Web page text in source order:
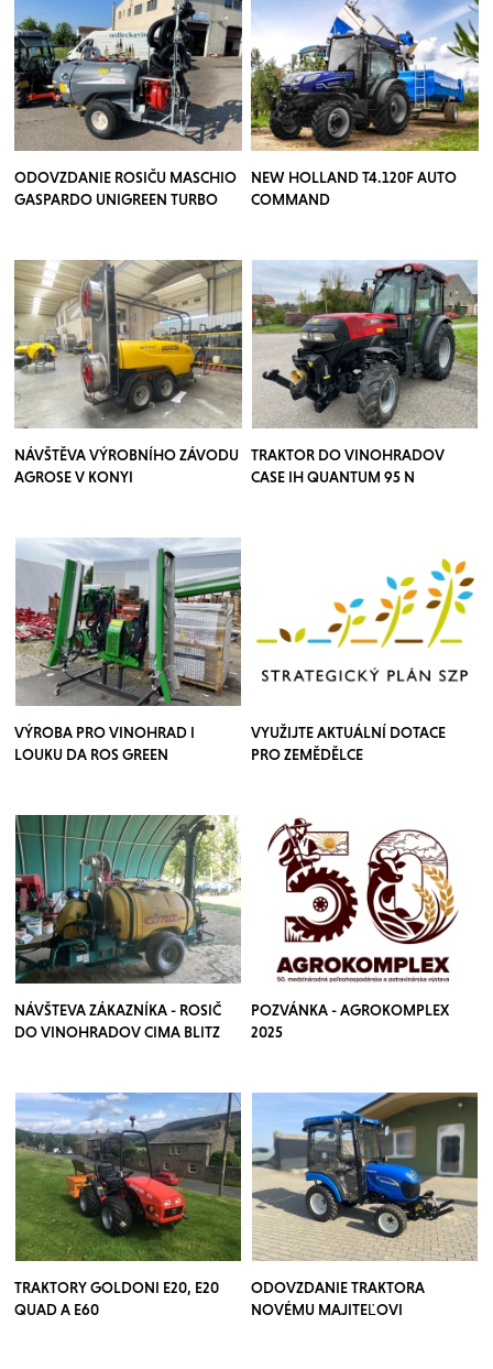
ODOVZDANIE ROSIČU MASCHIO
GASPARDO UNIGREEN TURBO
NEW HOLLAND T4.120F AUTO
COMMAND
NÁVŠTĚVA VÝROBNÍHO ZÁVODU
AGROSE V KONYI
TRAKTOR DO VINOHRADOV
CASE IH QUANTUM 95 N
VÝROBA PRO VINOHRAD I
LOUKU DA ROS GREEN
VYUŽIJTE AKTUÁLNÍ DOTACE
PRO ZEMĚDĚLCE
NÁVŠTEVA ZÁKAZNÍKA - ROSIČ
DO VINOHRADOV CIMA BLITZ
POZVÁNKA - AGROKOMPLEX
2025
TRAKTORY GOLDONI E20, E20
QUAD A E60
ODOVZDANIE TRAKTORA
NOVÉMU MAJITEĽOVI